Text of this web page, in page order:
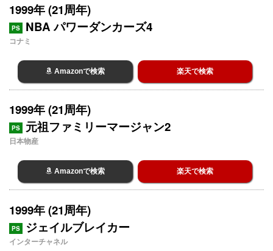
1999年 (21周年)
PS NBA パワーダンカーズ4
コナミ
Amazonで検索 楽天で検索
1999年 (21周年)
PS 元祖ファミリーマージャン2
日本物産
Amazonで検索 楽天で検索
1999年 (21周年)
PS ジェイルブレイカー
インターチャネル